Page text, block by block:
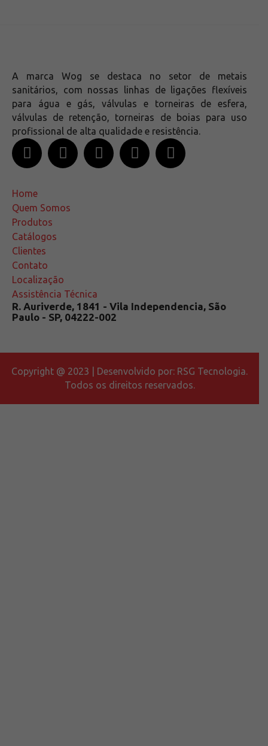
A marca Wog se destaca no setor de metais
sanitários, com nossas linhas de ligações flexíveis
para água e gás, válvulas e torneiras de esfera,
válvulas de retenção, torneiras de boias para uso
profissional de alta qualidade e resistência.
Home
Quem Somos
Produtos
Catálogos
Clientes
Contato
Localização
Assistência Técnica
R. Auriverde, 1841 - Vila Independencia, São
Paulo - SP, 04222-002
Copyright @ 2023 | Desenvolvido por: RSG Tecnologia.
Todos os direitos reservados.